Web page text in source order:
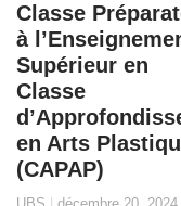
Classe
à
Supérieur en
Classe
en Arts
(CAPAP)